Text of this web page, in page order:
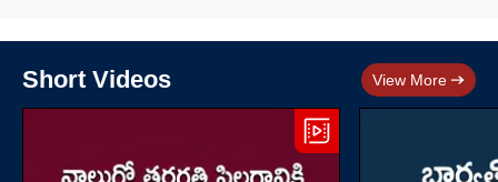
Short Videos View More